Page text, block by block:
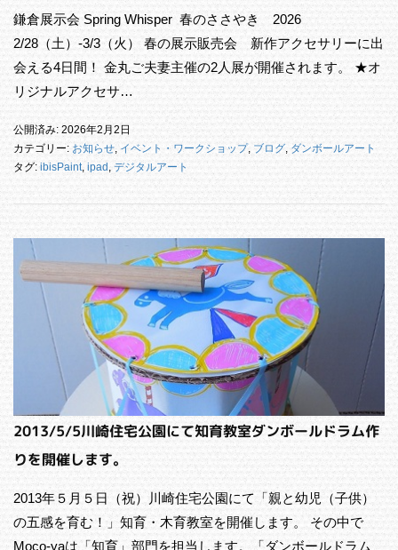
鎌倉展示会 Spring Whisper 春のささやき 2026
2/28（土）-3/3（火） 春の展示販売会 新作アクセサリーに出
会える4日間！ 金丸ご夫妻主催の2人展が開催されます。 ★オ
リジナルアクセサ…
公開済み: 2026年2月2日
カテゴリー: お知らせ, イベント・ワークショップ, ブログ, ダンボールアート
タグ:ibisPaint, ipad, デジタルアート
2013/5/5川崎住宅公園にて知育教室ダンボールドラム作
りを開催します。
2013年５月５日（祝）川崎住宅公園にて「親と幼児（子供）
の五感を育む！」知育・木育教室を開催します。 その中で
Moco-yaは「知育」部門を担当します。「ダンボールドラム